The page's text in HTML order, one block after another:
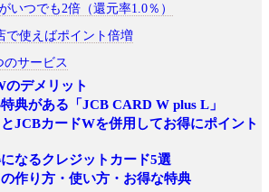
いつでも2倍（還元率1.0％）
で使えばポイント倍増
のサービス
デメリット
典がある「JCB CARD W plus L」
JCBカードWを併用してお得にポイント
なるクレジットカード5選
作り方・使い方・お得な特典